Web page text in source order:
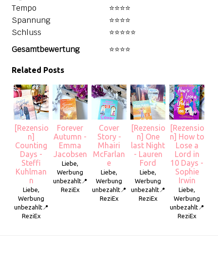
Tempo
⭐⭐⭐⭐
Spannung
⭐⭐⭐️⭐️
Schluss
⭐⭐⭐⭐️⭐️
Gesamtbewertung
⭐⭐⭐⭐
Related Posts
[Rezensio
n]
Counting
Days -
Steffi
Kuhlman
n
Liebe,
Werbung
unbezahlt📍
ReziEx
Forever
Autumn -
Emma
Jacobsen
Liebe,
Werbung
unbezahlt📍
ReziEx
Cover
Story -
Mhairi
McFarlan
e
Liebe,
Werbung
unbezahlt📍
ReziEx
[Rezensio
n] One
last Night
- Lauren
Ford
Liebe,
Werbung
unbezahlt📍
ReziEx
[Rezensio
n] How to
Lose a
Lord in
10 Days -
Sophie
Irwin
Liebe,
Werbung
unbezahlt📍
ReziEx